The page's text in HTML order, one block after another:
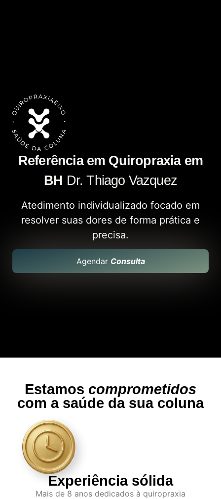
Referência em Quiropraxia em
BH Dr. Thiago Vazquez
Atedimento individualizado focado em
resolver suas dores de forma prática e
precisa.
Agendar Consulta
Estamos comprometidos
com a saúde da sua coluna
Experiência sólida
Mais de 8 anos dedicados à quiropraxia